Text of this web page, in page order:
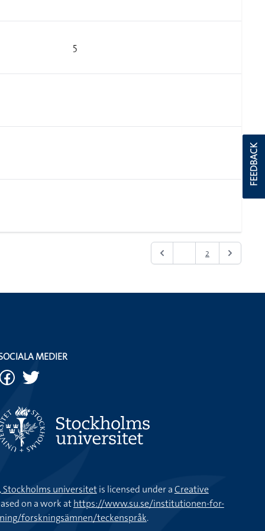
5
2
FEEDBACK
MEDIER
universitetis licensed under aCreative
on a work athttps://www.su.se/institutionen-for-
forskningsämnen/teckenspråk.